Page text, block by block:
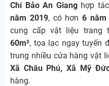
Chí Bảo An Gianghợp
năm 2019, có hơn6 năm
cung cấp vật liệu trang
60m², tọa lạc ngay tuyến
trung nhiều cửa hàng vật
Xã Châu Phú, Xã Mỹ
hàng.